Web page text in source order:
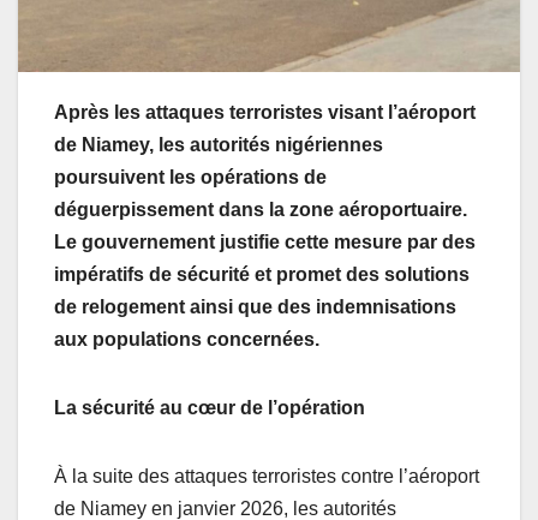
Après les attaques terroristes visant l’aéroport
de Niamey, les autorités nigériennes
poursuivent les opérations de
déguerpissement dans la zone aéroportuaire.
Le gouvernement justifie cette mesure par des
impératifs de sécurité et promet des solutions
de relogement ainsi que des indemnisations
aux populations concernées.
La sécurité au cœur de l’opération
À la suite des attaques terroristes contre l’aéroport
de Niamey en janvier 2026, les autorités